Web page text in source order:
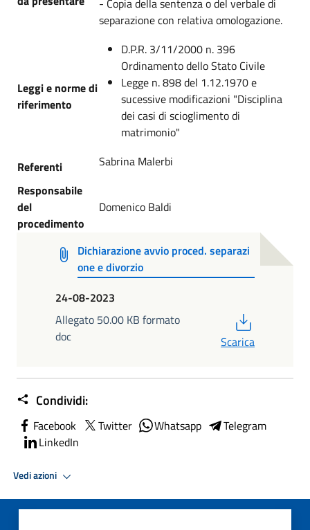
separazione con relativa omologazione.
Leggi e norme di
riferimento
D.P.R. 3/11/2000 n. 396
Ordinamento dello Stato Civile
Legge n. 898 del 1.12.1970 e
sucessive modificazioni "Disciplina
dei casi di scioglimento di
matrimonio"
Referenti
Sabrina Malerbi
Responsabile
del
procedimento
Domenico Baldi
Dichiarazione avvio proced. separazi
one e divorzio
24-08-2023
Allegato 50.00 KB formato
doc
Scarica
Condividi:
Facebook Twitter Whatsapp
Telegram
LinkedIn
Vedi azioni